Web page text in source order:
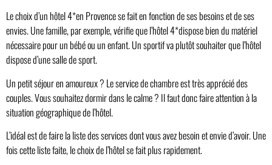
Le choix d’un hôtel 4*en Provence se fait en fonction de ses besoins et de ses
envies. Une famille, par exemple, vérifie que l’hôtel 4*dispose bien du matériel
nécessaire pour un bébé ou un enfant. Un sportif va plutôt souhaiter que l’hôtel
dispose d’une salle de sport.
Un petit séjour en amoureux ? Le service de chambre est très apprécié des
couples. Vous souhaitez dormir dans le calme ? Il faut donc faire attention à la
situation géographique de l’hôtel.
L’idéal est de faire la liste des services dont vous avez besoin et envie d’avoir. Une
fois cette liste faite, le choix de l’hôtel se fait plus rapidement.